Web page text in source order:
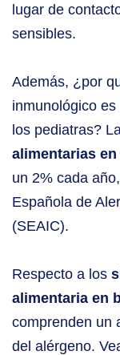
lugar de
sensibles.
Además, ¿por
inmunológico
los pediatras?
alimentarias en
un 2% cada
Española de
(SEAIC).
Respecto a los
alimentaria en
comprenden un
del alérgeno.